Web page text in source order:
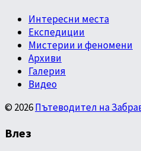
Интересни места
Експедиции
Мистерии и феномени
Архиви
Галерия
Видео
© 2026Пътеводител на
Влез